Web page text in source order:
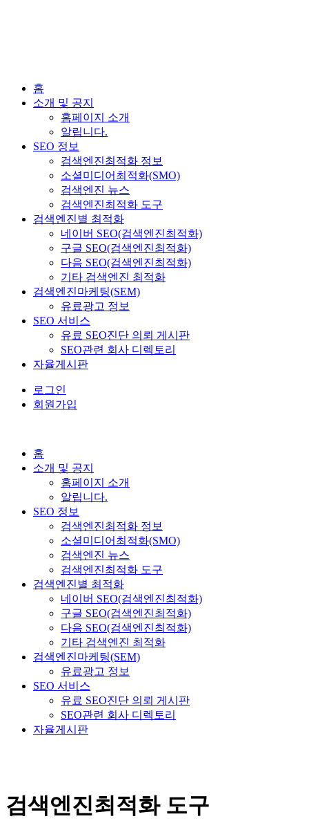
홈
소개 및 공지
홈페이지 소개
알립니다.
SEO 정보
검색엔진최적화 정보
소셜미디어최적화(SMO)
검색엔진 뉴스
검색엔진최적화 도구
검색엔진별 최적화
네이버 SEO(검색엔진최적화)
구글 SEO(검색엔진최적화)
다음 SEO(검색엔진최적화)
기타 검색엔진 최적화
검색엔진마케팅(SEM)
유료광고 정보
SEO 서비스
유료 SEO진단 의뢰 게시판
SEO관련 회사 디렉토리
자율게시판
로그인
회원가입
홈
소개 및 공지
홈페이지 소개
알립니다.
SEO 정보
검색엔진최적화 정보
소셜미디어최적화(SMO)
검색엔진 뉴스
검색엔진최적화 도구
검색엔진별 최적화
네이버 SEO(검색엔진최적화)
구글 SEO(검색엔진최적화)
다음 SEO(검색엔진최적화)
기타 검색엔진 최적화
검색엔진마케팅(SEM)
유료광고 정보
SEO 서비스
유료 SEO진단 의뢰 게시판
SEO관련 회사 디렉토리
자율게시판
검색엔진최적화 도구